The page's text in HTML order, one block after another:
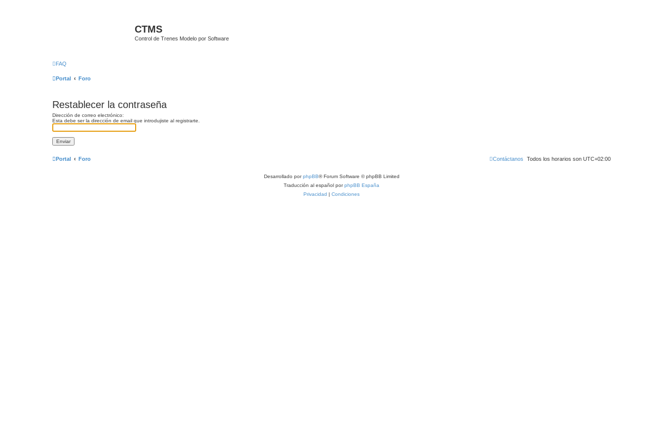
CTMS
Control de Trenes Modelo por Software
FAQ
Portal Foro
Restablecer la contraseña
Dirección de correo electrónico:
Esta debe ser la dirección de email que introdujiste al registrarte.
Portal Foro Todos los horarios son UTC+02:00
Contáctanos
Desarrollado porphpBB® Forum Software © phpBB Limited
Traducción al español porphpBB España
Privacidad | Condiciones